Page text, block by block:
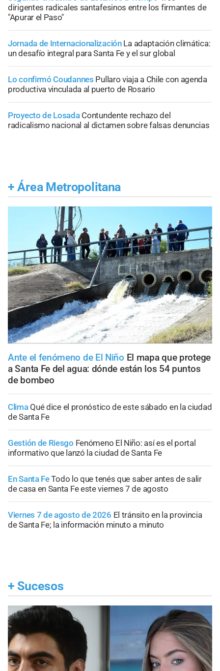
dirigentes radicales santafesinos entre los firmantes de
"Apurar el Paso"
Jornada de Internacionalización La adaptación climática:
un desafío integral para Santa Fe y el sur global
Lo confirmó Coudannes Pullaro viaja a Chile con agenda
productiva vinculada al puerto de Rosario
Proyecto de Losada Contundente rechazo del
radicalismo nacional al dictamen sobre falsas denuncias
+ Área Metropolitana
Ante el fenómeno de El Niño El mapa que protege
a Santa Fe del agua: dónde están los 54 puntos
de bombeo
Clima Qué dice el pronóstico de este sábado en la ciudad
de Santa Fe
Gestión de Riesgo Fenómeno El Niño: así es el portal
informativo que lanzó la ciudad de Santa Fe
En Santa FeTodo lo que tenés que saber antes de salir
de casa en Santa Fe este viernes 7 de agosto
Viernes 7 de agosto de 2026 El tránsito en la provincia
de Santa Fe; la información minuto a minuto
+ Sucesos